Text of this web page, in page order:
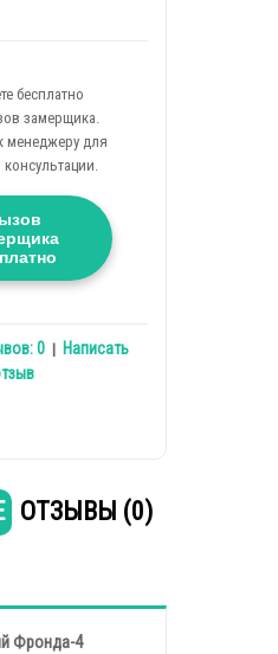
бесплатно
замерщика.
менеджеру для
0| Написать
ОТЗЫВЫ (0)
Фронда-4